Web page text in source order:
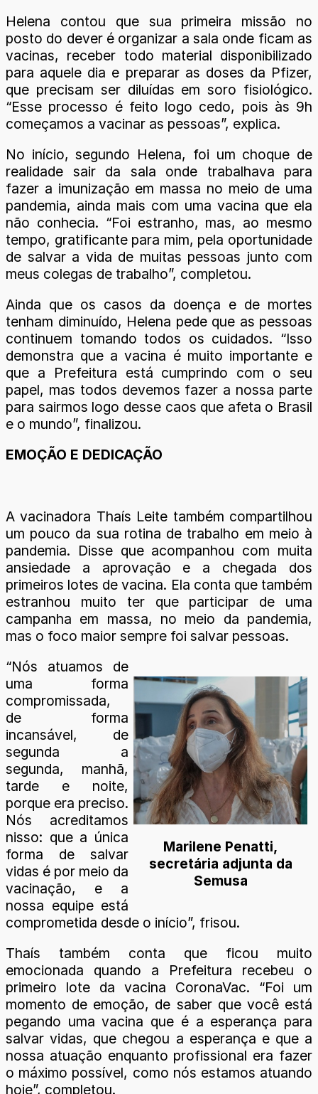
Helena contou que sua primeira missão no
posto do dever é organizar a sala onde ficam as
vacinas, receber todo material disponibilizado
para aquele dia e preparar as doses da Pfizer,
que precisam ser diluídas em soro fisiológico.
“Esse processo é feito logo cedo, pois às 9h
começamos a vacinar as pessoas”, explica.
No início, segundo Helena, foi um choque de
realidade sair da sala onde trabalhava para
fazer a imunização em massa no meio de uma
pandemia, ainda mais com uma vacina que ela
não conhecia. “Foi estranho, mas, ao mesmo
tempo, gratificante para mim, pela oportunidade
de salvar a vida de muitas pessoas junto com
meus colegas de trabalho”, completou.
Ainda que os casos da doença e de mortes
tenham diminuído, Helena pede que as pessoas
continuem tomando todos os cuidados. “Isso
demonstra que a vacina é muito importante e
que a Prefeitura está cumprindo com o seu
papel, mas todos devemos fazer a nossa parte
para sairmos logo desse caos que afeta o Brasil
e o mundo”, finalizou.
EMOÇÃO E DEDICAÇÃO
A vacinadora Thaís Leite também compartilhou
um pouco da sua rotina de trabalho em meio à
pandemia. Disse que acompanhou com muita
ansiedade a aprovação e a chegada dos
primeiros lotes de vacina. Ela conta que também
estranhou muito ter que participar de uma
campanha em massa, no meio da pandemia,
mas o foco maior sempre foi salvar pessoas.
Marilene Penatti,
secretária adjunta da
Semusa
“Nós atuamos de
uma forma
compromissada,
de forma
incansável, de
segunda a
segunda, manhã,
tarde e noite,
porque era preciso.
Nós acreditamos
nisso: que a única
forma de salvar
vidas é por meio da
vacinação, e a
nossa equipe está
comprometida desde o início”, frisou.
Thaís também conta que ficou muito
emocionada quando a Prefeitura recebeu o
primeiro lote da vacina CoronaVac. “Foi um
momento de emoção, de saber que você está
pegando uma vacina que é a esperança para
salvar vidas, que chegou a esperança e que a
nossa atuação enquanto profissional era fazer
o máximo possível, como nós estamos atuando
hoje”, completou.